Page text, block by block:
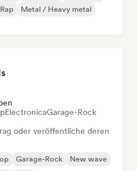
Metal / Heavy metal
ElectronicaGarage-Rock
oder veröffentliche deren
Garage-Rock
New wave